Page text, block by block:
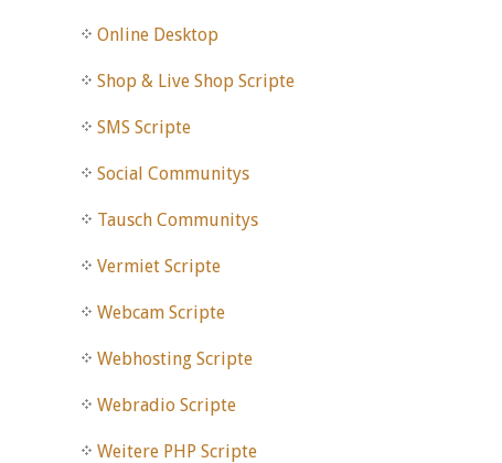
Online Desktop
Shop & Live Shop Scripte
SMS Scripte
Social Communitys
Tausch Communitys
Vermiet Scripte
Webcam Scripte
Webhosting Scripte
Webradio Scripte
Weitere PHP Scripte